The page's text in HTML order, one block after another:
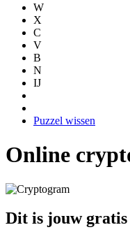
W
X
C
V
B
N
IJ
Puzzel wissen
Online
Dit is jouw